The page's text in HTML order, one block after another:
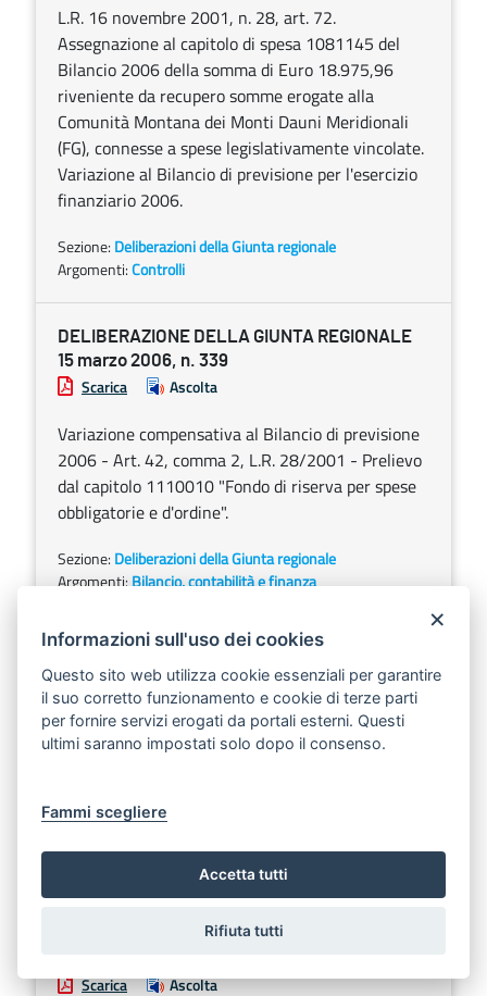
L.R. 16 novembre 2001, n. 28, art. 72.
Assegnazione al capitolo di spesa 1081145 del
Bilancio 2006 della somma di Euro 18.975,96
riveniente da recupero somme erogate alla
Comunità Montana dei Monti Dauni Meridionali
(FG), connesse a spese legislativamente vincolate.
Variazione al Bilancio di previsione per l'esercizio
finanziario 2006.
Sezione: Deliberazioni della Giunta regionale
Argomenti:Controlli
DELIBERAZIONE DELLA GIUNTA REGIONALE
15 marzo 2006, n. 339
Scarica Ascolta
Variazione compensativa al Bilancio di previsione
2006 - Art. 42, comma 2, L.R. 28/2001 - Prelievo
dal capitolo 1110010 "Fondo di riserva per spese
obbligatorie e d'ordine".
Sezione: Deliberazioni della Giunta regionale
Argomenti:Bilancio, contabilità e finanza
DELIBERAZIONE DELLA GIUNTA REGIONALE
14 marzo 2006, n. 338
Scarica Ascolta
Variazione compensativa fra capitoli rientranti
Demanio e patrimonio
DELIBERAZIONE DELLA GIUNTA REGIONALE
Scarica Ascolta
×
Informazioni sull'uso dei cookies
Questo sito web utilizza cookie essenziali per garantire
il suo corretto funzionamento e cookie di terze parti
per fornire servizi erogati da portali esterni. Questi
ultimi saranno impostati solo dopo il consenso.
Fammi scegliere
Accetta tutti
Rifiuta tutti